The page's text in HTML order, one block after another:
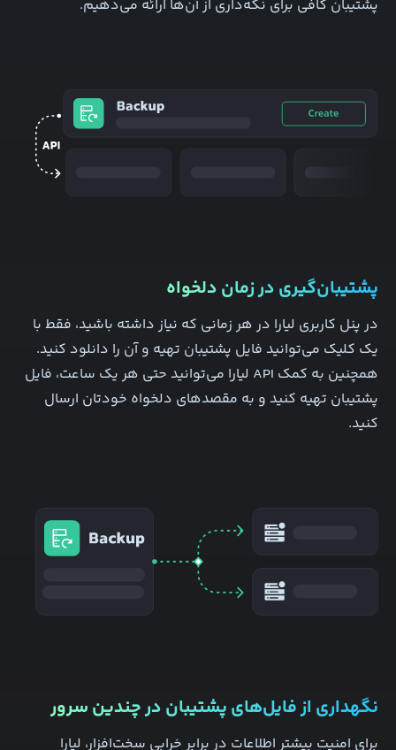
پشتیبان کافی برای نگه‌داری از آن‌ها ارائه می‌دهیم.
پشتیبان‌گیری در زمان دلخواه
در پنل کاربری لیارا در هر زمانی که نیاز داشته باشید، فقط با
یک کلیک می‌توانید فایل پشتیبان تهیه و آن را دانلود کنید.
همچنین به کمک API لیارا می‌توانید حتی هر یک ساعت، فایل
پشتیبان تهیه کنید و به مقصد‌های دلخواه‌ خودتان ارسال
کنید.
نگهداری از فایل‌های پشتیبان در چندین سرور
برای امنیت بیشتر اطلاعات در برابر خرابی سخت‌افزار، لیارا